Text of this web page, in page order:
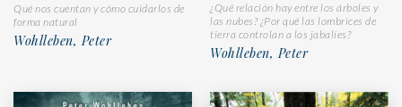
Qué nos cuentan y cómo cuidarlos de
forma natural
Wohlleben, Peter
¿Qué relación hay entre los árboles y
las nubes? ¿Por qué las lombrices de
tierra controlan a los jabalíes?
Wohlleben, Peter